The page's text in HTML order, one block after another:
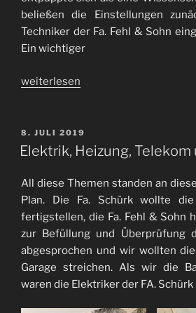
beließen die Einstellungen
Techniker der Fa. Fehl & Sohn
Ein wichtiger
„Einweisung
Heizungsanlage“
weiterlesen
VERÖFFENTLICHT
AM
8. JULI 2019
Elektrik, Heizung, Telekom
All diese Themen standen an
Plan. Die Fa. Schürk wollte die
fertigstellen, die Fa. Fehl & Sohn
zur Befüllung und Überprüfung
abgesprochen und wir wollten
Garage streichen. Als wir die
waren die Elektriker der FA.